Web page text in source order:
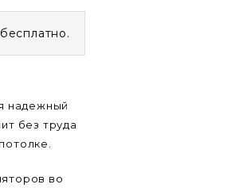
надежный
без труда
во